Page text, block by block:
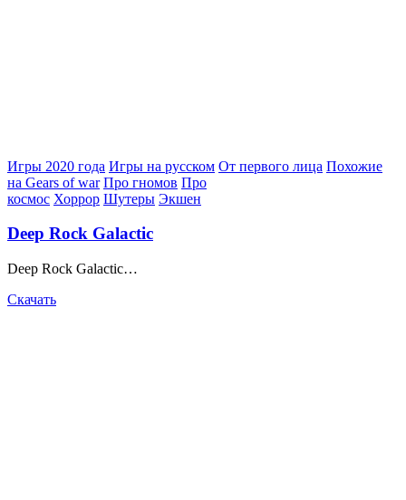
Posted
in
Игры 2020 года Игры на русском От первого лица Похожие
на Gears of war Про гномов Про
космос Хоррор Шутеры Экшен
Deep Rock Galactic
Deep Rock Galactic…
Скачать